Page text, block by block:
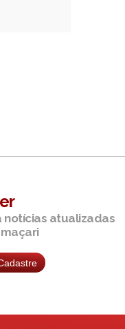
notícias atualizadas